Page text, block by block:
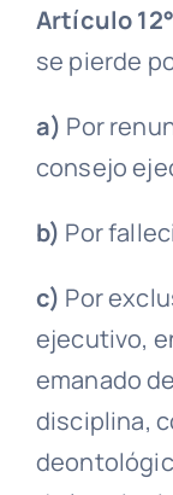
Artículo 12°
se pierde
a) Por
consejo
b) Por
c) Por
ejecutivo,
emanado
disciplina,